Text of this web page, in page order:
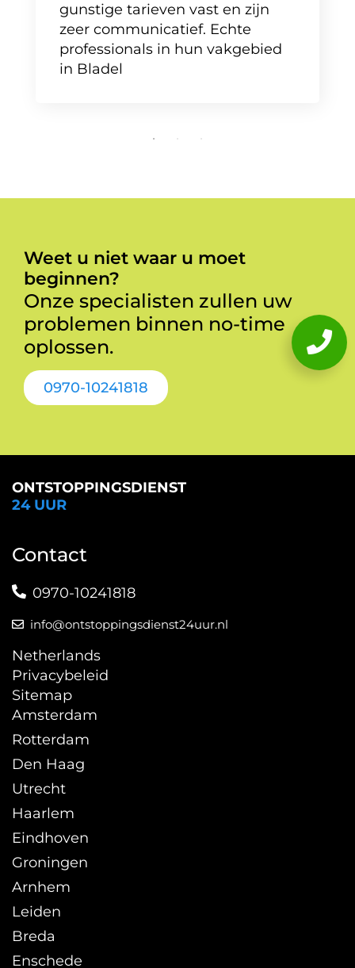
gunstige tarieven vast en zijn
zeer communicatief. Echte
professionals in hun vakgebied
in Bladel
Weet u niet waar u moet
beginnen?
Onze specialisten zullen uw
problemen binnen no-time
oplossen.
0970-10241818
ONTSTOPPINGSDIENST
24 UUR
Contact
0970-10241818
info@ontstoppingsdienst24uur.nl
Netherlands
Privacybeleid
Sitemap
Amsterdam
Rotterdam
Den Haag
Utrecht
Haarlem
Eindhoven
Groningen
Arnhem
Leiden
Breda
Enschede